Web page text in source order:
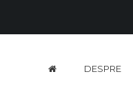
DESPRE